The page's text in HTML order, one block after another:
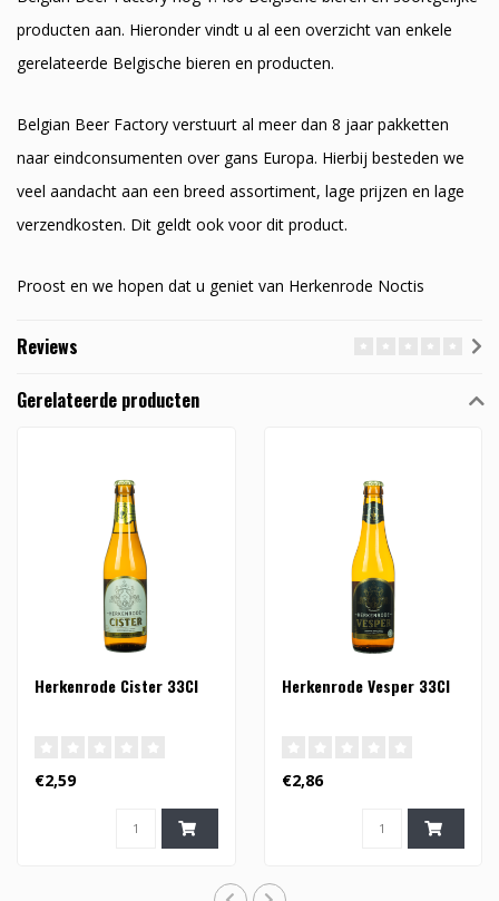
producten aan. Hieronder vindt u al een overzicht van enkele
gerelateerde Belgische bieren en producten.
Belgian Beer Factory verstuurt al meer dan 8 jaar pakketten
naar eindconsumenten over gans Europa. Hierbij besteden we
veel aandacht aan een breed assortiment, lage prijzen en lage
verzendkosten. Dit geldt ook voor dit product.
Proost en we hopen dat u geniet van Herkenrode Noctis
Reviews
Gerelateerde producten
Herkenrode Cister 33Cl
€2,59
Herkenrode Vesper 33Cl
€2,86